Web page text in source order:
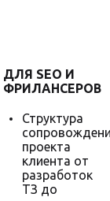
ДЛЯ SEO И
ФРИЛАНСЕРОВ
Структура
проекта
клиента от
разработок
ТЗ до